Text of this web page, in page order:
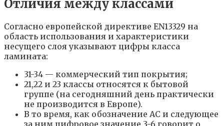
Отличия между классами
Согласно европейской директиве EN13329 на
область использования и характеристики
несущего слоя указывают цифры класса
ламината:
31-34 — коммерческий тип покрытия;
21,22 и 23 классы относятся к бытовой
группе (на сегодняшний день практически
не производится в Европе).
В то время, как обозначение AC и следующее
за ним цифровое значение 3-6 говорит о